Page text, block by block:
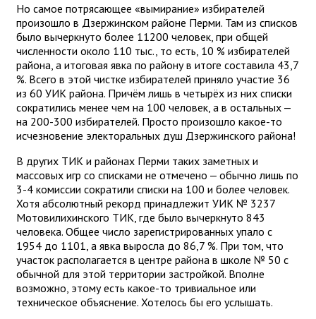
Но самое потрясающее «вымирание» избирателей
произошло в Дзержинском районе Перми. Там из списков
было вычеркнуто более 11200 человек, при общей
численности около 110 тыс., то есть, 10 % избирателей
района, а итоговая явка по району в итоге составила 43,7
%. Всего в этой чистке избирателей приняло участие 36
из 60 УИК района. Причём лишь в четырёх из них списки
сократились менее чем на 100 человек, а в остальных —
на 200-300 избирателей. Просто произошло какое-то
исчезновение электоральных душ Дзержинского района!
В других ТИК и районах Перми таких заметных и
массовых игр со списками не отмечено — обычно лишь по
3-4 комиссии сократили списки на 100 и более человек.
Хотя абсолютный рекорд принадлежит УИК № 3237
Мотовилихинского ТИК, где было вычеркнуто 843
человека. Общее число зарегистрированных упало с
1954 до 1101, а явка выросла до 86,7 %. При том, что
участок располагается в центре района в школе № 50 с
обычной для этой территории застройкой. Вполне
возможно, этому есть какое-то тривиальное или
техническое объяснение. Хотелось бы его услышать.